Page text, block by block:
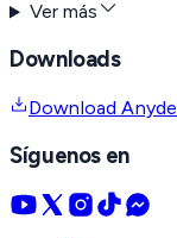
Ver más
Downloads
Download
Síguenos en